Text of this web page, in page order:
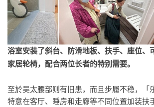
浴室安装了斜台、防滑地板、扶手、座位、
家居轮椅，配合两位长者的特别需要。
至於吴太腰部则有旧患，而且步履不稳，「
特意在客厅、睡房和走廊等不同位置加装扶